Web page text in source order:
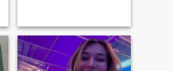
futuro marito se abbiamo gli
stessi ideali. Sto cercando un
tipo gentile, allegro, e non un
flirt. Chiunque mi veda come
una bargirl o una prostituta,